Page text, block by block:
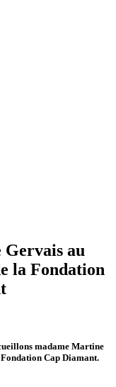
au
la Fondation
madame Martine
Cap Diamant.